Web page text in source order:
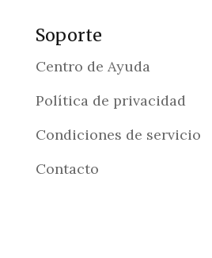
Soporte
Centro de Ayuda
Política de privacidad
Condiciones de servicio
Contacto